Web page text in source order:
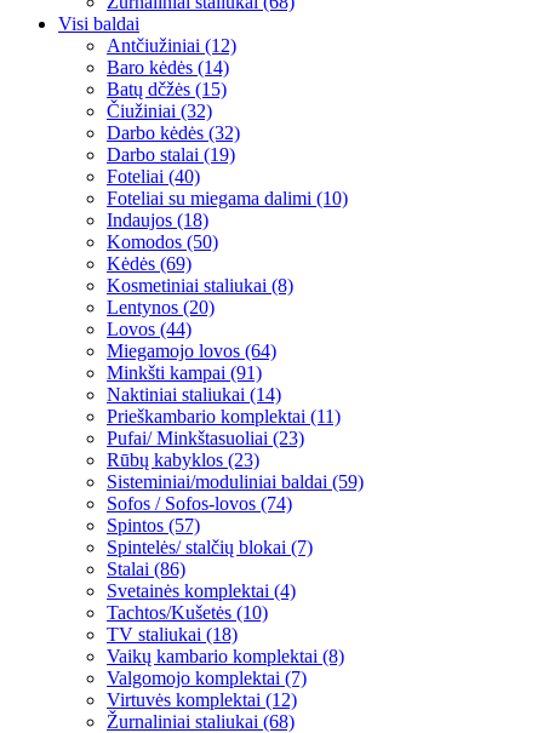
Visi baldai
Antčiužiniai (12)
Baro kėdės (14)
Batų dčžės (15)
Čiužiniai (32)
Darbo kėdės (32)
Darbo stalai (19)
Foteliai (40)
Foteliai su miegama dalimi (10)
Indaujos (18)
Komodos (50)
Kėdės (69)
Kosmetiniai staliukai (8)
Lentynos (20)
Lovos (44)
Miegamojo lovos (64)
Minkšti kampai (91)
Naktiniai staliukai (14)
Prieškambario komplektai (11)
Pufai/ Minkštasuoliai (23)
Rūbų kabyklos (23)
Sisteminiai/moduliniai baldai (59)
Sofos / Sofos-lovos (74)
Spintos (57)
Spintelės/ stalčių blokai (7)
Stalai (86)
Svetainės komplektai (4)
Tachtos/Kušetės (10)
TV staliukai (18)
Vaikų kambario komplektai (8)
Valgomojo komplektai (7)
Virtuvės komplektai (12)
Žurnaliniai staliukai (68)